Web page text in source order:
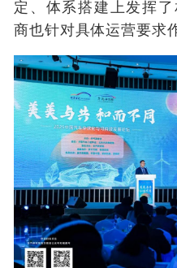
定、体系搭建上发挥
商也针对具体运营要求